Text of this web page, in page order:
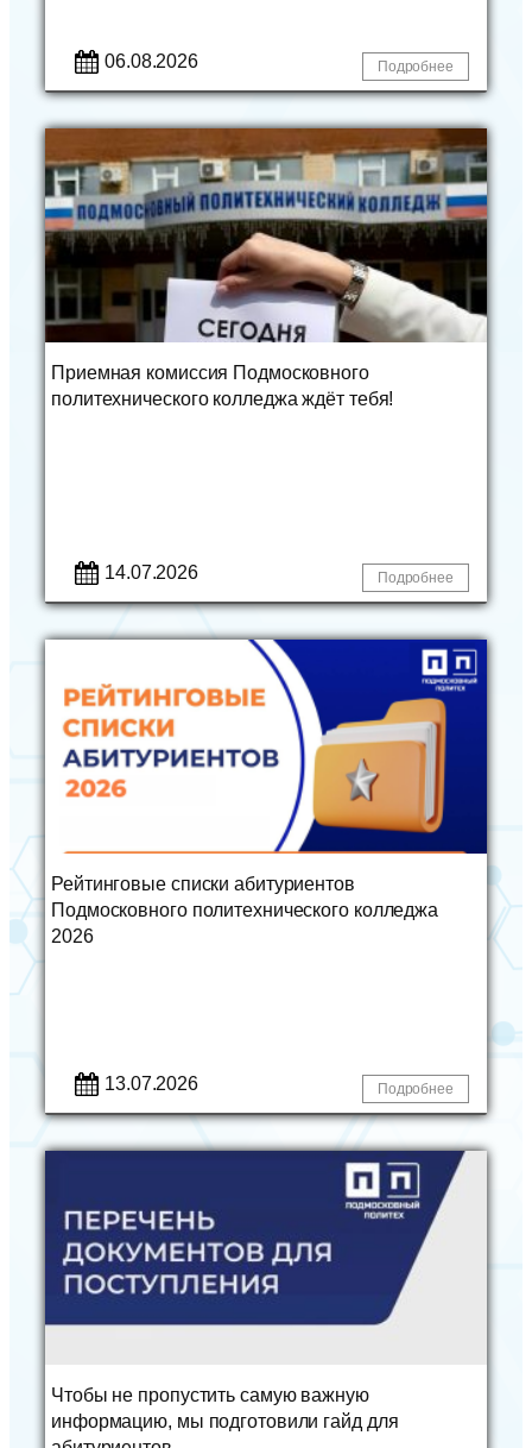
06.08.2026 Подробнее
Приемная комиссия Подмосковного
политехнического колледжа ждёт тебя!
14.07.2026 Подробнее
Рейтинговые списки абитуриентов
Подмосковного политехнического колледжа
2026
13.07.2026 Подробнее
Чтобы не пропустить самую важную
информацию, мы подготовили гайд для